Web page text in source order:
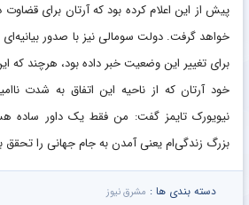
پیش از این اعلام کرده بود که آرتان برای
خواهد گرفت. دولت سومالی نیز با صدور
برای تغییر این وضعیت خبر داده بود، هرچند که
خود آرتان که از ناحیه این اتفاق به شدت
نیویورک تایمز گفت: من فقط یک داور ساده
بزرگ زندگی‌ام یعنی آمدن به جام جهانی را
دسته بندی ها : مشرق نیوز